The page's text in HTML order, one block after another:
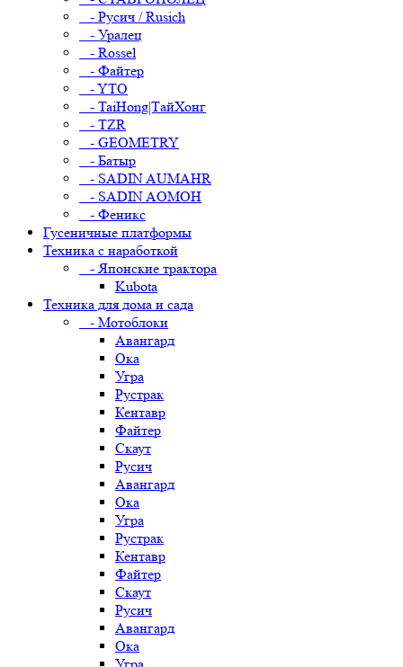
- Русич / Rusich
- Уралец
- Rossel
- Файтер
- YTO
- TaiHong|ТайХонг
- TZR
- GEOMETRY
- Батыр
- SADIN AUMAHR
- SADIN AOMOH
- Феникс
Гусеничные платформы
Техника с наработкой
- Японские трактора
Kubota
Техника для дома и сада
- Мотоблоки
Авангард
Ока
Угра
Рустрак
Кентавр
Файтер
Скаут
Русич
Авангард
Ока
Угра
Рустрак
Кентавр
Файтер
Скаут
Русич
Авангард
Ока